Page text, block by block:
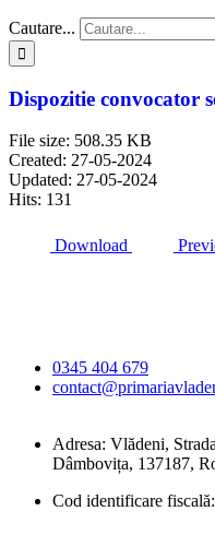
Cautare...
Dispozitie convocator
File size: 508.35 KB
Created: 27-05-2024
Updated: 27-05-2024
Hits: 131
Download
0345 404 679
Adresa: Vlădeni,
Dâmbovița, 137187,
Cod identificare